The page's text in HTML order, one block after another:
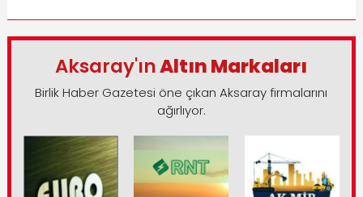
Aksaray'ınAltın Markaları
Birlik Haber Gazetesi öne çıkan Aksaray firmalarını
ağırlıyor.